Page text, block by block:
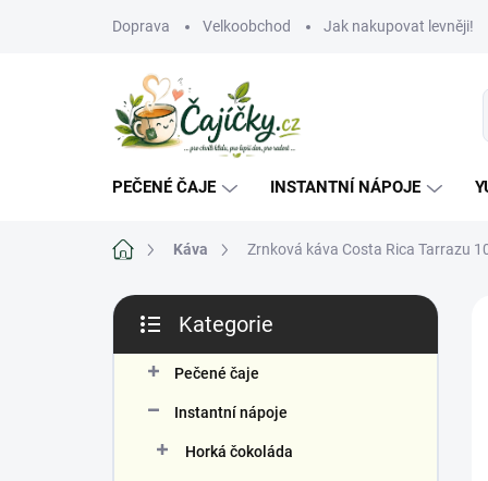
Doprava Velkoobchod Jak nakupovat levněji!
PEČENÉ ČAJE INSTANTNÍ NÁPOJE
Domů Káva Zrnková káva Costa Rica Tarrazu
P
s
kategorie
Kategorie
Pečené čaje
Instantní nápoje
Horká čokoláda